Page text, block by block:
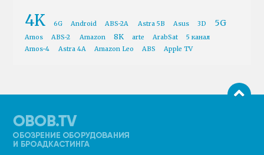
4K 6G Android ABS-2A Astra 5B Asus 3D 5G
Amos ABS-2 Amazon 8K arte ArabSat
5 канал
Amos-4
Astra 4A Amazon Leo ABS Apple TV